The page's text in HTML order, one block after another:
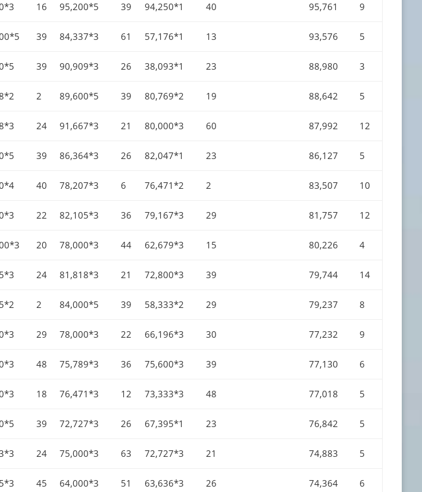
16 95,200*5 39 94,250*1 40 95,761 9
39 84,337*3 61 57,176*1 13 93,576 5
39 90,909*3 26 38,093*1 23 88,980 3
2 89,600*5 39 80,769*2 19 88,642 5
24 91,667*3 21 80,000*3 60 87,992 12
39 86,364*3 26 82,047*1 23 86,127 5
40 78,207*3 6 76,471*2 2 83,507 10
22 82,105*3 36 79,167*3 29 81,757 12
20 78,000*3 44 62,679*3 15 80,226 4
24 81,818*3 21 72,800*3 39 79,744 14
2 84,000*5 39 58,333*2 29 79,237 8
29 78,000*3 22 66,196*3 30 77,232 9
48 75,789*3 36 75,600*3 39 77,130 6
18 76,471*3 12 73,333*3 48 77,018 5
39 72,727*3 26 67,395*1 23 76,842 5
24 75,000*3 63 72,727*3 21 74,883 5
45 64,000*3 51 63,636*3 26 74,364 6